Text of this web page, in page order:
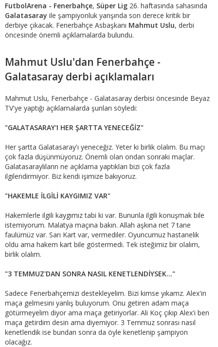
FutbolArena - Fenerbahçe, Süper Lig 26. haftasında sahasında
Galatasaray ile şampiyonluk yarışında son derece kritik bir
derbiye çıkacak. Fenerbahçe Asbaşkanı Mahmut Uslu, derbi
öncesinde önemli açıklamalarda bulundu.
Mahmut Uslu'dan Fenerbahçe -
Galatasaray derbi açıklamaları
Mahmut Uslu, Fenerbahçe - Galatasaray derbisi öncesinde Beyaz
TV'ye yaptığı açıklamalarda şunları söyledi:
"GALATASARAY'I HER ŞARTTA YENECEĞİZ"
Her şartta Galatasaray'ı yeneceğiz. Yeter ki birlik olalım. Bu maçı
çok fazla düşünmüyoruz. Önemli olan ondan sonraki maçlar.
Galatasaraylıların ne açıklama yaptıkları bizi çok fazla
ilgilendirmiyor. Biz kendi işimize bakıyoruz.
"HAKEMLE İLGİLİ KAYGIMIZ VAR"
Hakemlerle ilgili kaygımız tabi ki var. Bununla ilgili konuşmak bile
istemiyorum. Malatya maçına bakın. Allah aşkına net 7 tane
faulümüz var. Sarı Kart var, vermediler. Oyuncumuz hastanelik
oldu ama hakem kart bile göstermedi. Tek isteğimiz bir olalım,
birlik olalım.
"3 TEMMUZ'DAN SONRA NASIL KENETLENDİYSEK..."
Sadece Fenerbahçemizi destekleyelim. Bizi kimse yıkamz. Alex'in
maça gelmesini yanlış buluyorum. Onu getiren adam maça
götürmeyelim diyor ama maça getiriyorlar. Ali Koç çıkıp Alex'i ben
maça getirdim desin ama diyemiyor. 3 Temmuz sonrası nasıl
kenetlendik ise bundan sonra da öyle kenetlenip şampiyon
olacağız.